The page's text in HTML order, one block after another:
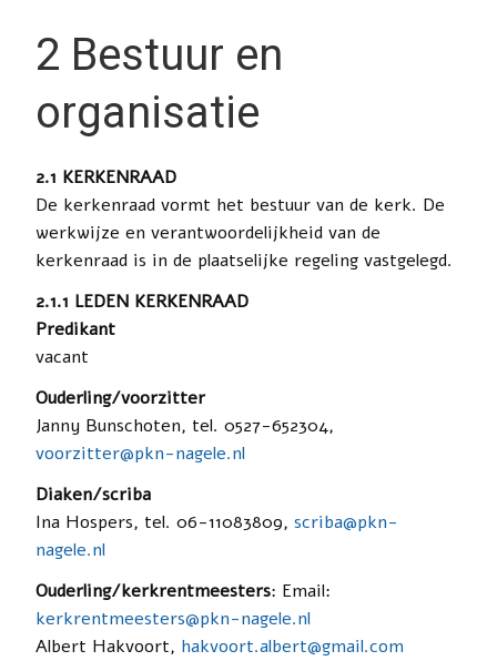
2 Bestuur en
organisatie
2.1 KERKENRAAD
De kerkenraad vormt het bestuur van de kerk. De
werkwijze en verantwoordelijkheid van de
kerkenraad is in de plaatselijke regeling vastgelegd.
2.1.1 LEDEN KERKENRAAD
Predikant
vacant
Ouderling/voorzitter
Janny Bunschoten, tel. 0527-652304,
voorzitter@pkn-nagele.nl
Diaken/scriba
Ina Hospers, tel. 06-11083809, scriba@pkn-
nagele.nl
Ouderling/kerkrentmeesters: Email:
kerkrentmeesters@pkn-nagele.nl
Albert Hakvoort, hakvoort.albert@gmail.com